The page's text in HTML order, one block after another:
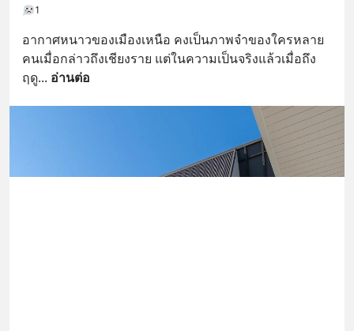
1
อากาศหนาวของเมืองเหนือ คงเป็นภาพจำของใครหลาย
คนเมื่อกล่าวถึงเชียงราย แต่ในความเป็นจริงแล้วเมื่อถึง
ฤดู... อ่านต่อ